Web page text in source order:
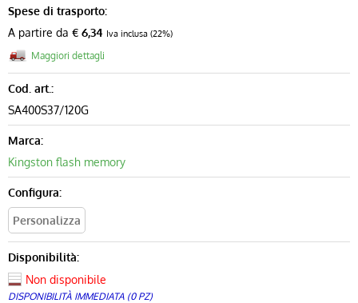
Spese di trasporto:
A partire da € 6,34 Iva inclusa (22%)
Maggiori dettagli
Cod. art.:
SA400S37/120G
Marca:
Kingston flash memory
Configura:
Disponibilità:
Non disponibile
DISPONIBILITÀ IMMEDIATA (0 PZ)